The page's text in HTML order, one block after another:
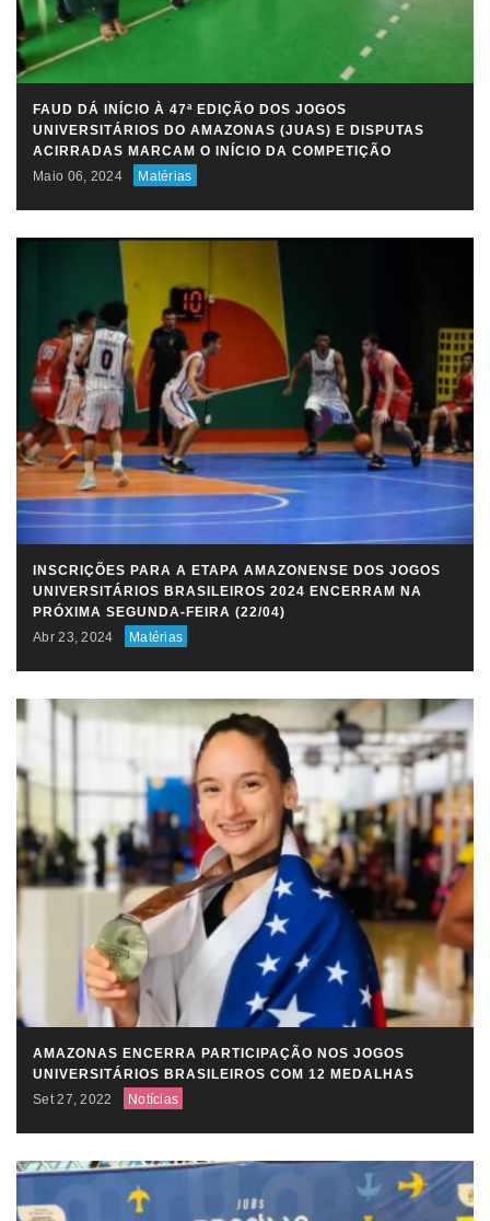
FAUD DÁ INÍCIO À 47ª EDIÇÃO DOS JOGOS
UNIVERSITÁRIOS DO AMAZONAS (JUAS) E DISPUTAS
ACIRRADAS MARCAM O INÍCIO DA COMPETIÇÃO
Maio 06, 2024
Matérias
INSCRIÇÕES PARA A ETAPA AMAZONENSE DOS JOGOS
UNIVERSITÁRIOS BRASILEIROS 2024 ENCERRAM NA
PRÓXIMA SEGUNDA-FEIRA (22/04)
Abr 23, 2024
Matérias
AMAZONAS ENCERRA PARTICIPAÇÃO NOS JOGOS
UNIVERSITÁRIOS BRASILEIROS COM 12 MEDALHAS
Set 27, 2022
Notícias